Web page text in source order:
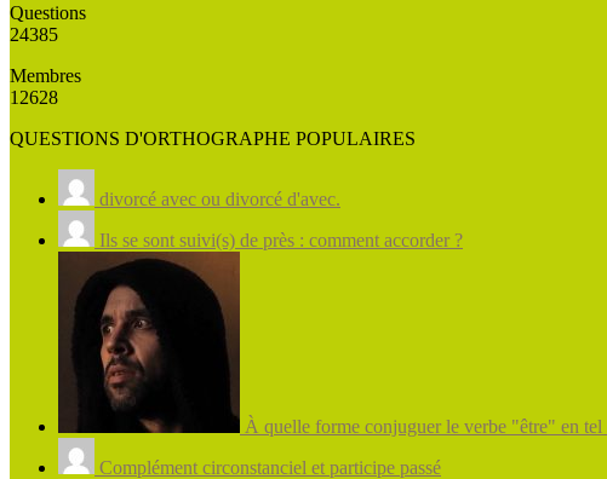
Questions
24385
Membres
12628
QUESTIONS D'ORTHOGRAPHE POPULAIRES
divorcé avec ou divorcé d'avec.
Ils se sont suivi(s) de près : comment accorder ?
À quelle forme conjuguer le verbe "être" en tel
Complément circonstanciel et participe passé